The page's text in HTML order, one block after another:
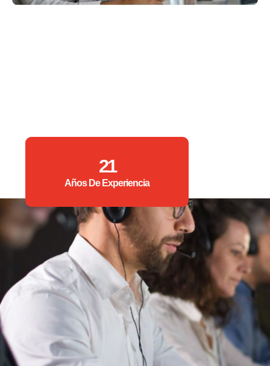
21
Años De Experiencia